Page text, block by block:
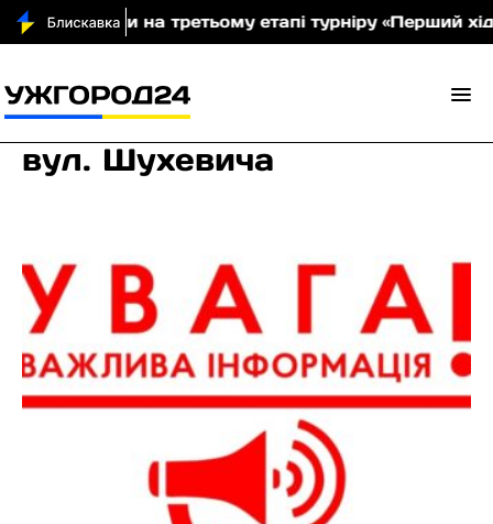
нагороди на третьому етапі турніру «Перший хід»
вул. Шухевича